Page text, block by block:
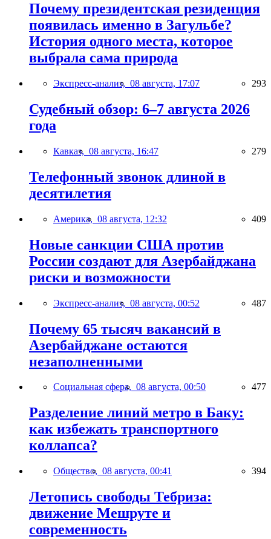
Почему президентская резиденция
появилась именно в Загульбе?
История одного места, которое
выбрала сама природа
Экспресс-анализ, 08 августа, 17:07 293
Судебный обзор: 6–7 августа 2026
года
Кавказ, 08 августа, 16:47 279
Телефонный звонок длиной в
десятилетия
Америка, 08 августа, 12:32 409
Новые санкции США против
России создают для Азербайджана
риски и возможности
Экспресс-анализ, 08 августа, 00:52 487
Почему 65 тысяч вакансий в
Азербайджане остаются
незаполненными
Социальная сфера, 08 августа, 00:50 477
Разделение линий метро в Баку:
как избежать транспортного
коллапса?
Общество, 08 августа, 00:41 394
Летопись свободы Тебриза:
движение Мешруте и
современность